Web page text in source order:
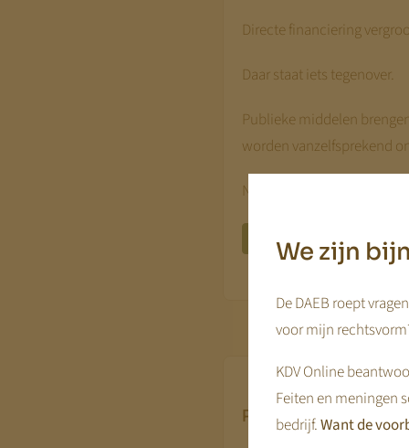
Directe financiering
Daar staat iets tegenover.
Publieke middelen
worden vanzelfsprekend
Niet als beperking van
Pedagogische
We zijn
De DAEB roept
voor mijn
KDV Online
Feiten en meningen
bedrijf.Want de